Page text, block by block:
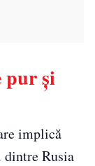
pur și
implică
Rusia